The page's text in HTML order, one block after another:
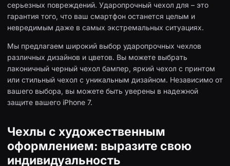
серьезных повреждений. Ударопрочный чехол для – это
гарантия того, что ваш смартфон останется целым и
невредимым даже в самых экстремальных ситуациях.
Мы предлагаем широкий выбор ударопрочных чехлов
различных дизайнов и цветов. Вы можете выбрать
лаконичный черный чехол бампер, яркий чехол с принтом
или стильный чехол с уникальным дизайном. Независимо от
вашего выбора, вы можете быть уверены в надежной
защите вашего iPhone 7.
Чехлы с художественным
оформлением: выразите свою
индивидуальность